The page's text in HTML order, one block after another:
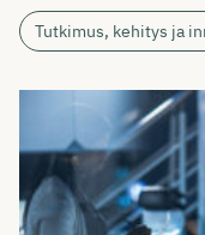
Tutkimus, kehitys ja